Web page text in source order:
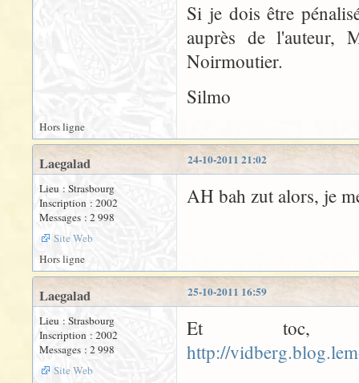
Si je dois être
auprès de l'auteur,
Noirmoutier.
Silmo
Hors ligne
24-10-2011 21:02
Laegalad
Lieu : Strasbourg
Inscription : 2002
Messages : 2 998
Site Web
AH bah zut alors, je
Hors ligne
25-10-2011 16:59
Laegalad
Lieu : Strasbourg
Inscription : 2002
Messages : 2 998
Site Web
Et toc,
http://